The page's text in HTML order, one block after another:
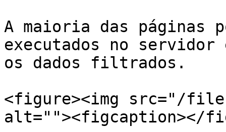
A maioria das
executados no
os dados filtrados.
<figure><img src="/
alt=""><figcaption></